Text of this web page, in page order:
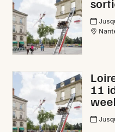
Magazine à Ancenis-
Choisir mes
11